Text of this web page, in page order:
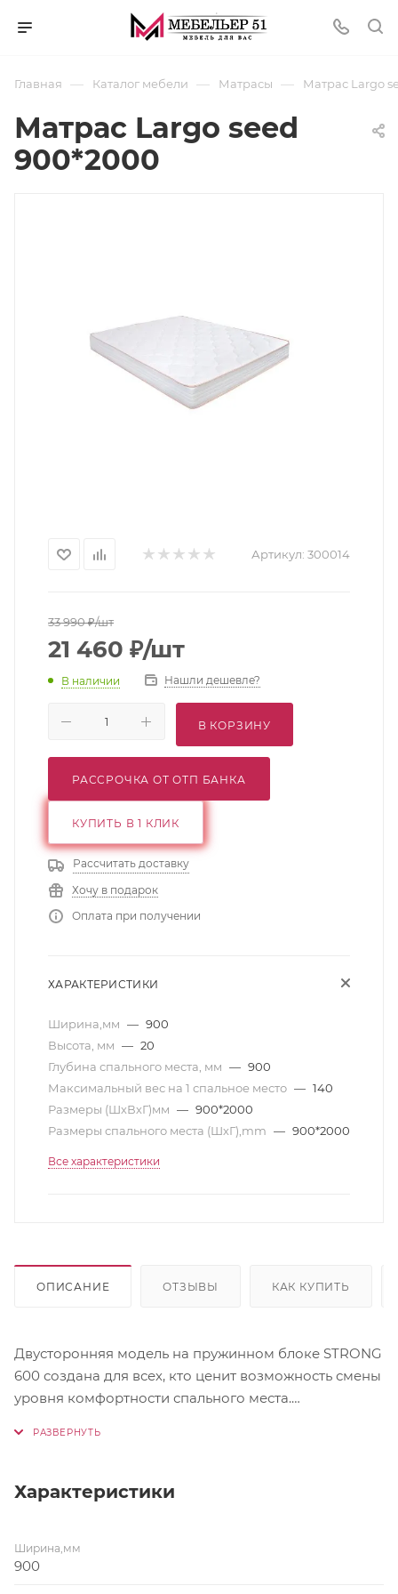
Главная — Каталог мебели — Матрасы — Матрас Largo
Матрас Largo seed
900*2000
Артикул: 300014
33 990₽/шт
21 460 ₽/шт
В наличии Нашли дешевле?
В КОРЗИНУ
РАССРОЧКА ОТ ОТП БАНКА
КУПИТЬ В 1 КЛИК
Рассчитать доставку
Хочу в подарок
Оплата при получении
ХАРАКТЕРИСТИКИ
Ширина,мм — 900
Высота, мм — 20
Глубина спального места, мм — 900
Максимальный вес на 1 спальное место — 140
Размеры (ШхВхГ)мм — 900*2000
Размеры спального места (ШхГ),mm — 900*2000
Все характеристики
ОПИСАНИЕ ОТЗЫВЫ КАК КУПИТЬ
Двусторонняя модель на пружинном блоке STRONG
600 создана для всех, кто ценит возможность смены
уровня комфортности спального места.
равномерно распределяет нагрузку на матрас и
повысить эксплуатационные свойства изделия.
Характеристики
Ширина,мм
900